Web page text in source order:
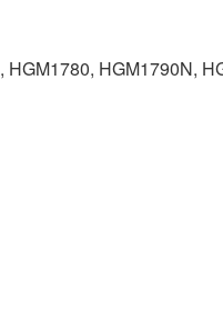
HGM1780, HGM1790N,